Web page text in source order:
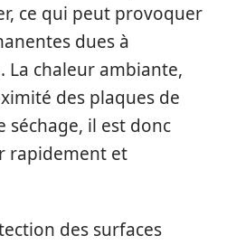
ce qui peut provoquer
dues à
La chaleur ambiante,
des plaques de
séchage, il est donc
rapidement et
des surfaces